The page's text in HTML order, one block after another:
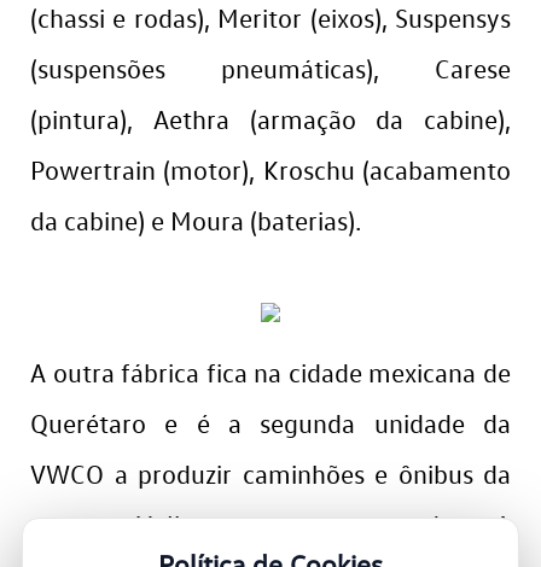
(chassi e rodas), Meritor (eixos), Suspensys
(suspensões pneumáticas), Carese
(pintura), Aethra (armação da cabine),
Powertrain (motor), Kroschu (acabamento
da cabine) e Moura (baterias).
A outra fábrica fica na cidade mexicana de
Querétaro e é a segunda unidade da
VWCO a produzir caminhões e ônibus da
marca Volkswagen no mundo. A